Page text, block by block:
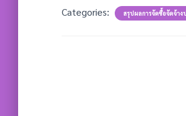
Categories: สรุปผลการจัดซื้อจัดจ้าง